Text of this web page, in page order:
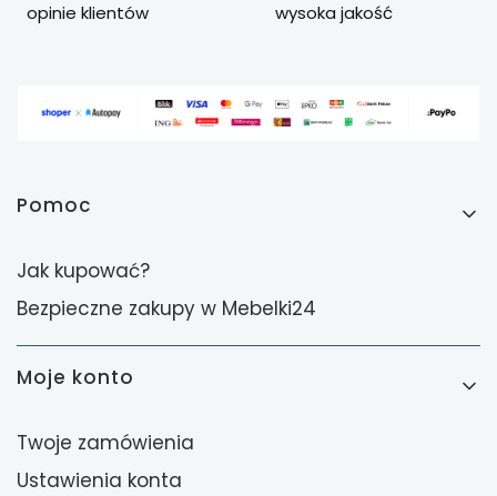
opinie klientów wysoka jakość
Linki w stopce
Pomoc
Jak kupować?
Bezpieczne zakupy w Mebelki24
Moje konto
Twoje zamówienia
Ustawienia konta